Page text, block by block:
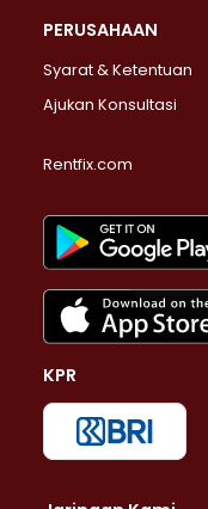
PERUSAHAAN
Syarat & Ketentuan
Ajukan Konsultasi
Rentfix.com
KPR